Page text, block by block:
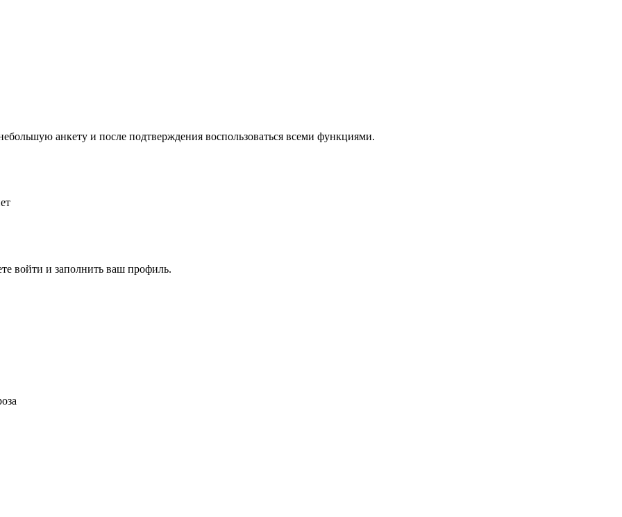
анкету и после подтверждения воспользоваться всеми функциями.
войти и заполнить ваш профиль.